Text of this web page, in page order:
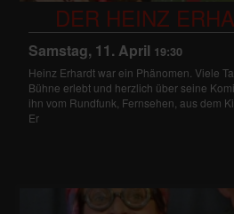
DER HEINZ
Samstag, 11. April 19:30
Heinz Erhardt war ein Phänomen. Viele
Bühne erlebt und herzlich über seine
ihn vom Rundfunk, Fernsehen, aus dem
Er